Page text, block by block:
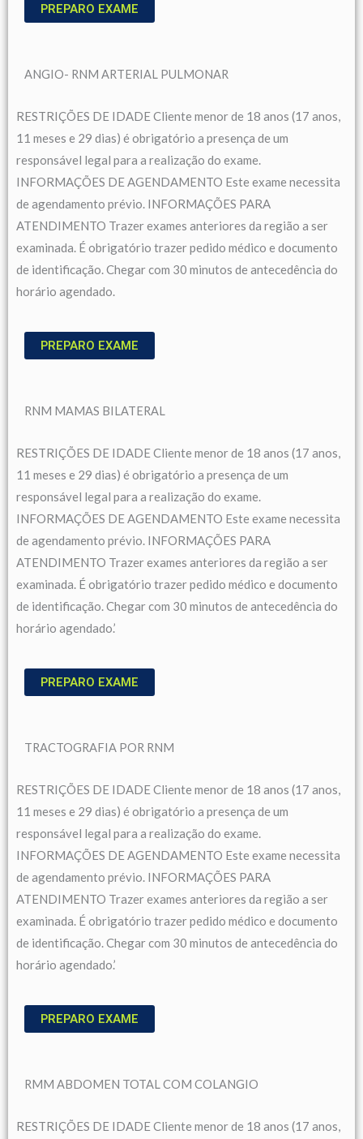
PREPARO EXAME
ANGIO- RNM ARTERIAL PULMONAR
RESTRIÇÕES DE IDADE Cliente menor de 18 anos (17 anos,
11 meses e 29 dias) é obrigatório a presença de um
responsável legal para a realização do exame.
INFORMAÇÕES DE AGENDAMENTO Este exame necessita
de agendamento prévio. INFORMAÇÕES PARA
ATENDIMENTO Trazer exames anteriores da região a ser
examinada. É obrigatório trazer pedido médico e documento
de identificação. Chegar com 30 minutos de antecedência do
horário agendado.
PREPARO EXAME
RNM MAMAS BILATERAL
RESTRIÇÕES DE IDADE Cliente menor de 18 anos (17 anos,
11 meses e 29 dias) é obrigatório a presença de um
responsável legal para a realização do exame.
INFORMAÇÕES DE AGENDAMENTO Este exame necessita
de agendamento prévio. INFORMAÇÕES PARA
ATENDIMENTO Trazer exames anteriores da região a ser
examinada. É obrigatório trazer pedido médico e documento
de identificação. Chegar com 30 minutos de antecedência do
horário agendado.’
PREPARO EXAME
TRACTOGRAFIA POR RNM
RESTRIÇÕES DE IDADE Cliente menor de 18 anos (17 anos,
11 meses e 29 dias) é obrigatório a presença de um
responsável legal para a realização do exame.
INFORMAÇÕES DE AGENDAMENTO Este exame necessita
de agendamento prévio. INFORMAÇÕES PARA
ATENDIMENTO Trazer exames anteriores da região a ser
examinada. É obrigatório trazer pedido médico e documento
de identificação. Chegar com 30 minutos de antecedência do
horário agendado.’
PREPARO EXAME
RMM ABDOMEN TOTAL COM COLANGIO
RESTRIÇÕES DE IDADE Cliente menor de 18 anos (17 anos,